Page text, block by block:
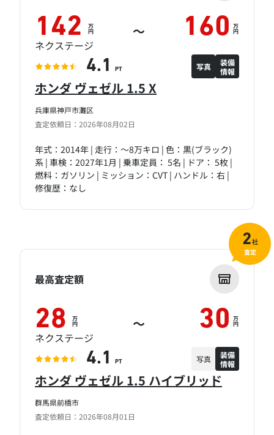
兵庫県神戸市灘区
査定依頼日：2026年08月02日
ホンダ ヴェゼル 1.5 X
年式：2014年 | 走行：～8万キロ | 色：黒(ブラック)
系 | 車検：2027年1月 | 乗車定員： 5名 | ドア： 5枚 |
燃料：ガソリン | ミッション：CVT | ハンドル：右 |
修復歴：なし
142 万
円 ～ 160 万
円
ネクステージ
4.1 PT 写真
装備
情報
群馬県前橋市
査定依頼日：2026年08月01日
ホンダ ヴェゼル 1.5 ハイブリッド
最高査定額
28 万
円 ～ 30 万
円
ネクステージ
4.1 PT 写真
装備
情報
2社
査定